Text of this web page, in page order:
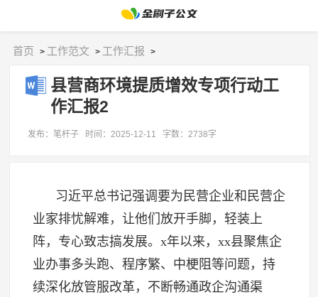
首页 > 工作范文 > 工作汇报 >
县营商环境提质增效专项行动工
作汇报2
发布：笔杆子 时间：2025-12-11 字数：2738字
习近平总书记强调要为民营企业和民营企
业家排忧解难，让他们放开手脚，轻装上
阵，专心致志搞发展。x年以来，xx县聚焦企
业办事多头跑、程序繁、中梗阻等问题，持
续深化放管服改革，不断畅通政企沟通渠